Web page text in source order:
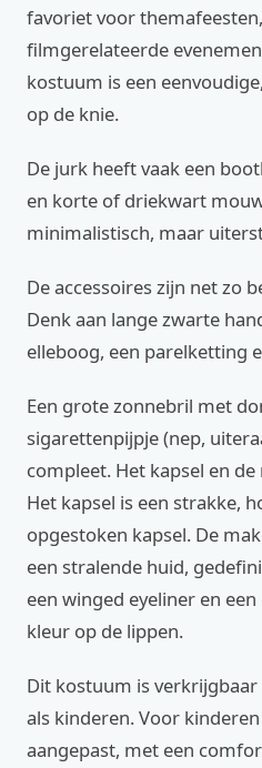
favoriet voor
filmgerelateerde
kostuum is een
op de knie.
De jurk heeft vaak een
en korte of driekwart
minimalistisch, maar
De accessoires zijn net zo
Denk aan lange zwarte
elleboog, een parelketting
Een grote zonnebril met
sigarettenpijpje (nep,
compleet. Het kapsel en
Het kapsel is een strakke,
opgestoken kapsel. De
een stralende huid,
een winged eyeliner en
kleur op de lippen.
Dit kostuum is
als kinderen. Voor
aangepast, met een